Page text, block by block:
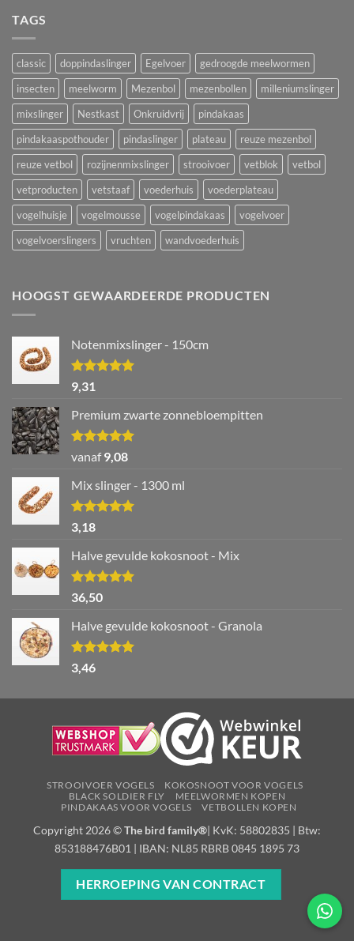
TAGS
classic doppindaslinger Egelvoer
gedroogde meelwormen
insecten
meelworm Mezenbol mezenbollen
milleniumslinger
mixslinger
Nestkast Onkruidvrij
pindakaas
pindakaaspothouder
pindaslinger plateau
reuze mezenbol
reuze vetbol
rozijnenmixslinger strooivoer vetblok
vetbol
vetproducten
vetstaaf voederhuis
voederplateau
vogelhuisje
vogelmousse vogelpindakaas
vogelvoer
vogelvoerslingers
vruchten wandvoederhuis
HOOGST GEWAARDEERDE PRODUCTEN
Notenmixslinger - 150cm
Waardering
5.00
9,31
Premium zwarte zonnebloempitten
Waardering
uit 5
vanaf9,08
Mix slinger - 1300 ml
Waardering
5.00
3,18
Halve gevulde kokosnoot - Mix
Waardering
5.00
36,50
Halve gevulde kokosnoot - Granola
Waardering
5.00
3,46
STROOIVOER VOGELS
KOKOSNOOT VOOR VOGELS
BLACK SOLDIER FLY
MEELWORMEN KOPEN
PINDAKAAS VOOR VOGELS
VETBOLLEN KOPEN
Copyright 2026 ©The bird family®| KvK: 58802835 | Btw:
853188476B01 | IBAN: NL85 RBRB 0845 1895 73
HERROEPING VAN CONTRACT